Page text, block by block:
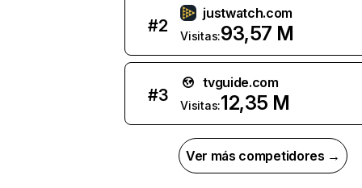
#2
justwatch.com
Visitas:93,57 M
#3
tvguide.com
Visitas:12,35 M
Ver más competidores →